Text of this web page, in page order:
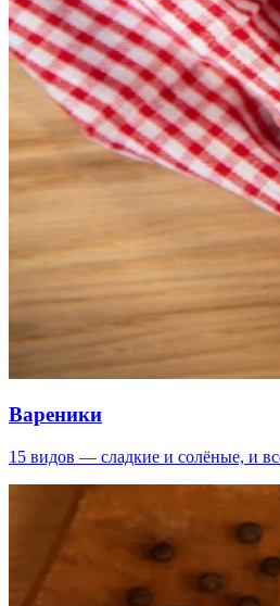
Вареники
15 видов — сладкие и солёные, и